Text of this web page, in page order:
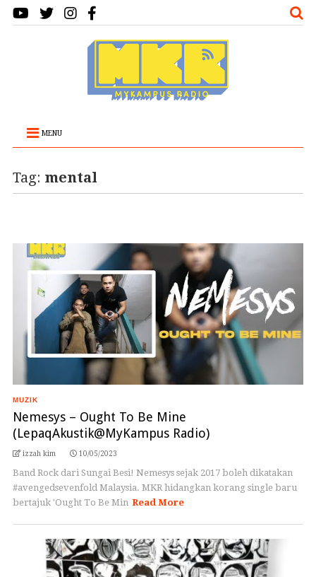
MENU
Tag: mental
MUZIK
Nemesys – Ought To Be Mine
(LepaqAkustik@MyKampus Radio)
izzah kim 10/05/2023
Band Rock dari Sungai Besi! Nemesys sejak 2017 boleh dikatakan
#avengedsevenfold Malaysia. MKR hidangkan korang single baru
bertajuk 'Ought To Be Min Read More